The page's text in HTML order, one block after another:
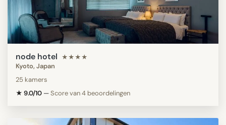
node hotel ★★★★
Kyoto, Japan
25 kamers
★ 9.0/10 —Score van 4 beoordelingen